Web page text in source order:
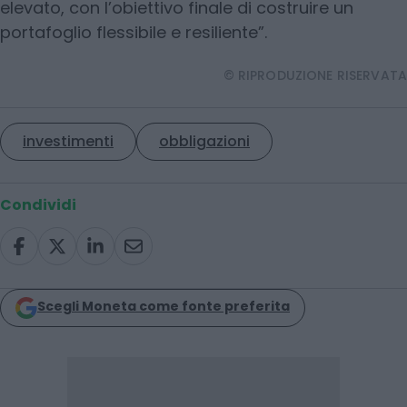
elevato, con l’obiettivo finale di costruire un
portafoglio flessibile e resiliente”.
© RIPRODUZIONE RISERVATA
investimenti obbligazioni
Condividi
Scegli Moneta come fonte preferita